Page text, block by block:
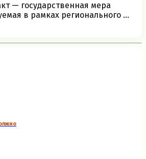
— государственная мера
в рамках регионального ...